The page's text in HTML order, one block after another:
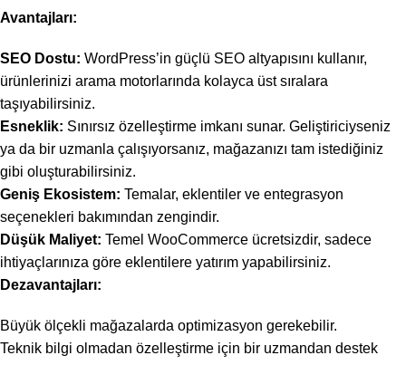
Avantajları:
SEO Dostu: WordPress’in güçlü SEO altyapısını kullanır,
ürünlerinizi arama motorlarında kolayca üst sıralara
taşıyabilirsiniz.
Esneklik: Sınırsız özelleştirme imkanı sunar. Geliştiriciyseniz
ya da bir uzmanla çalışıyorsanız, mağazanızı tam istediğiniz
gibi oluşturabilirsiniz.
Geniş Ekosistem: Temalar, eklentiler ve entegrasyon
seçenekleri bakımından zengindir.
Düşük Maliyet: Temel WooCommerce ücretsizdir, sadece
ihtiyaçlarınıza göre eklentilere yatırım yapabilirsiniz.
Dezavantajları:
Büyük ölçekli mağazalarda optimizasyon gerekebilir.
Teknik bilgi olmadan özelleştirme için bir uzmandan destek